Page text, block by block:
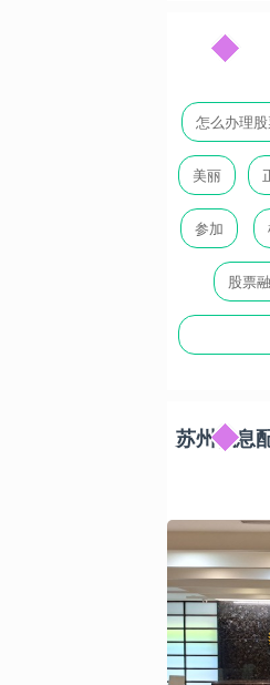
怎么办理
美丽
参加
股票
苏州低息